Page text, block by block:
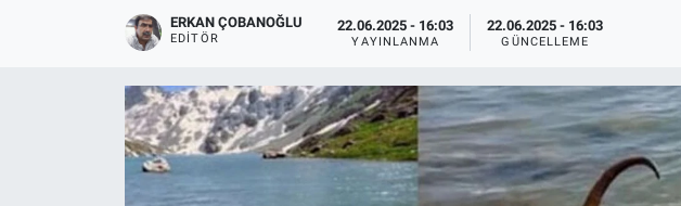
ERKAN ÇOBANOĞLU
EDITÖR
22.06.2025 - 16:03
YAYINLANMA
22.06.2025 - 16:03
GÜNCELLEME
Son Dakika Haberleri
Haber Arşivi